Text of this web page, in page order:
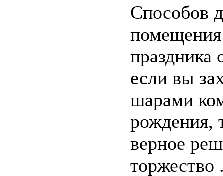
Способов
помещения
праздника
если вы
шарами
рождения,
верное
торжество